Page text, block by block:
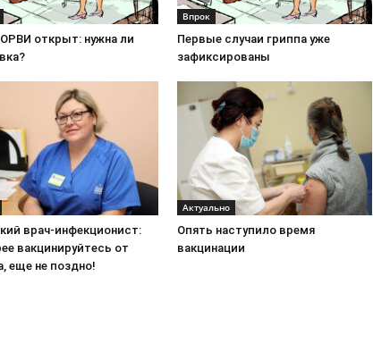
открыт: нужна ли
Впрок
Первые случаи гриппа уже
зафиксированы
врач-инфекционист:
вакцинируйтесь от
еще не поздно!
Актуально
Опять наступило время
вакцинации